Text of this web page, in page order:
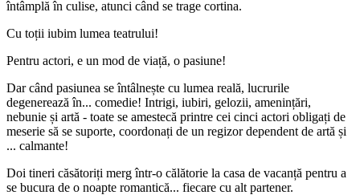
întâmplă în culise, atunci când se trage cortina.
Cu toții iubim lumea teatrului!
Pentru actori, e un mod de viață, o pasiune!
Dar când pasiunea se întâlnește cu lumea reală, lucrurile
degenerează în... comedie! Intrigi, iubiri, gelozii, amenințări,
nebunie și artă - toate se amestecă printre cei cinci actori obligați de
meserie să se suporte, coordonați de un regizor dependent de artă și
... calmante!
Doi tineri căsătoriți merg într-o călătorie la casa de vacanță pentru a
se bucura de o noapte romantică... fiecare cu alt partener.